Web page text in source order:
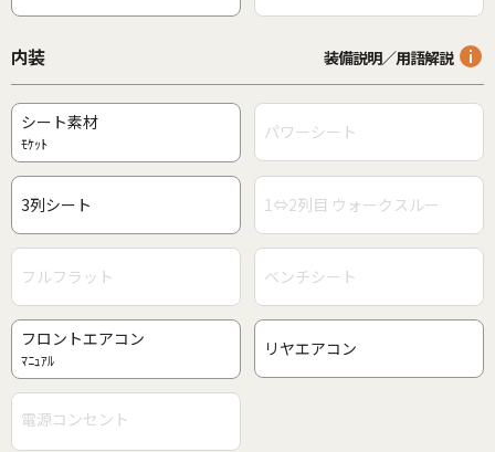
内装 装備説明／用語解説
シート素材
ﾓｹｯﾄ パワーシート
3列シート 1⇔2列目 ウォークスルー
フルフラット ベンチシート
フロントエアコン
ﾏﾆｭｱﾙ リヤエアコン
電源コンセント